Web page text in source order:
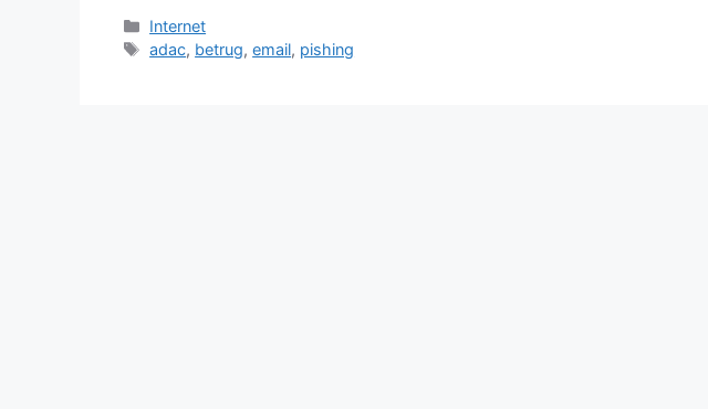
Kategorien
Internet
Schlagwörter
adac, betrug,email, pishing